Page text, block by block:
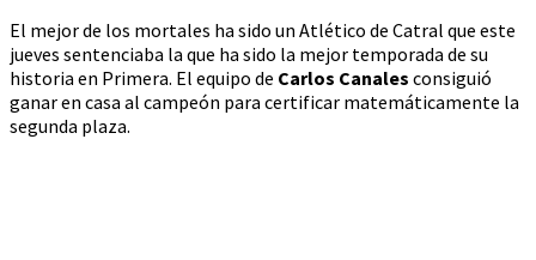
El mejor de los mortales ha sido un Atlético de Catral que este
jueves sentenciaba la que ha sido la mejor temporada de su
historia en Primera. El equipo de Carlos Canales consiguió
ganar en casa al campeón para certificar matemáticamente la
segunda plaza.